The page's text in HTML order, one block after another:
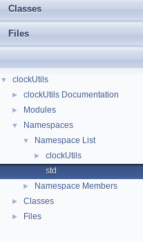
Classes
Files
▼ clockUtils
► clockUtils Documentation
► Modules
▼ Namespaces
▼ Namespace List
►
clockUtils
std
► Namespace Members
► Classes
► Files